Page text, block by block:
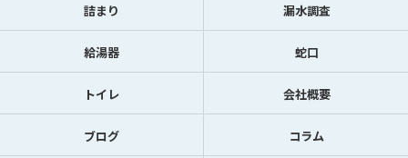
詰まり 漏水調査
給湯器 蛇口
トイレ 会社概要
ブログ コラム